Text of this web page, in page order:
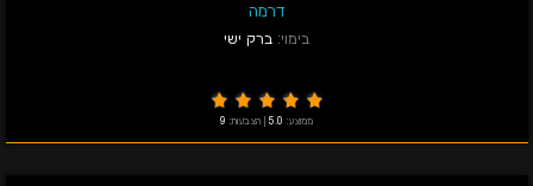
דרמה
בימוי: ברק ישי
ממוצע: 5.0 הצבעות: 9